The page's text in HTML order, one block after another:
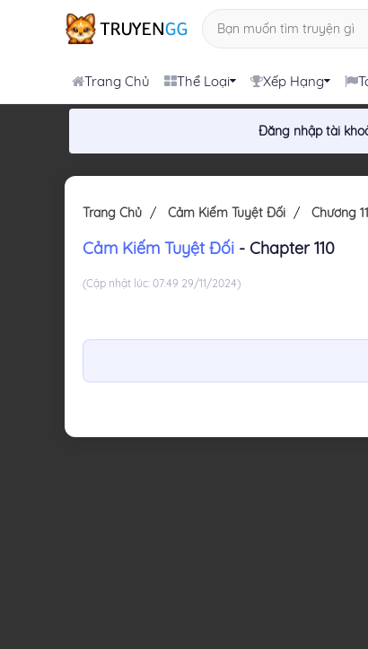
Trang Chủ Thể Loại Xếp Hạng
Đăng nhập tài
Trang Chủ Cảm Kiếm Tuyệt Đối Chương
Cảm Kiếm Tuyệt Đối - Chapter 110
(Cập nhật lúc: 07:49 29/11/2024)